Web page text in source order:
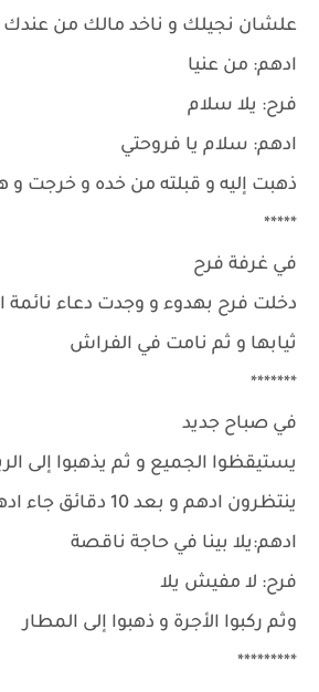
علشان نجيلك و ناخد مالك من عندك
ادهم: من عنيا
فرح: يلا سلام
ادهم: سلام يا فروحتي
ذهبت إليه و قبلته من خده و خرجت و
*****
في غرفة فرح
دخلت فرح بهدوء و وجدت دعاء
ثيابها و ثم نامت في الفراش
*******
في صباح جديد
يستيقظوا الجميع و ثم يذهبوا إلى
ينتظرون ادهم و بعد 10 دقائق جاء ادهم و
ادهم:يلا بينا في حاجة ناقصة
فرح: لا مفيش يلا
وثم ركبوا الأجرة و ذهبوا إلى المطار
*********